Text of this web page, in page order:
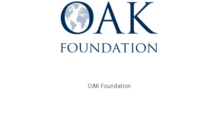
OAK Foundation